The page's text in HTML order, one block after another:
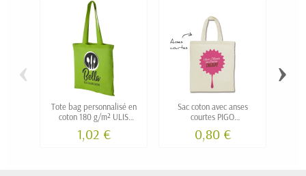
Tote bag personnalisé en
coton 180 g/m² ULIS
1,02 €
Sac coton avec anses
courtes PIGO
0,80 €
‹ ›